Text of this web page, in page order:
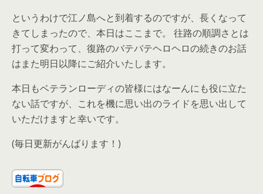
というわけで江ノ島へと到着するのですが、長くなって
きてしまったので、本日はここまで。 往路の順調さとは
打って変わって、復路のバテバテヘロヘロの続きのお話
はまた明日以降にご紹介いたします。
本日もベテランローディの皆様にはなーんにも役に立た
ない話ですが、これを機に思い出のライドを思い出して
いただけますと幸いです。
(毎日更新がんばります！)